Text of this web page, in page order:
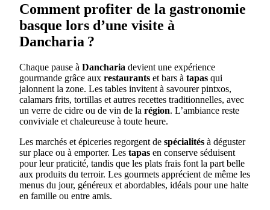
Comment profiter de la gastronomie
basque lors d’une visite à
Dancharia ?
Chaque pause à Dancharia devient une expérience
gourmande grâce aux restaurants et bars à tapas qui
jalonnent la zone. Les tables invitent à savourer pintxos,
calamars frits, tortillas et autres recettes traditionnelles, avec
un verre de cidre ou de vin de la région. L’ambiance reste
conviviale et chaleureuse à toute heure.
Les marchés et épiceries regorgent de spécialités à déguster
sur place ou à emporter. Les tapas en conserve séduisent
pour leur praticité, tandis que les plats frais font la part belle
aux produits du terroir. Les gourmets apprécient de même les
menus du jour, généreux et abordables, idéals pour une halte
en famille ou entre amis.